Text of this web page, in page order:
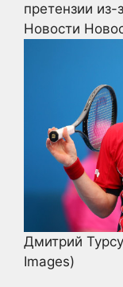
претензии
Новости
Дмитрий
Images)